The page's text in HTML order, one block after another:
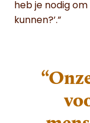
heb je nodig
kunnen?’.”